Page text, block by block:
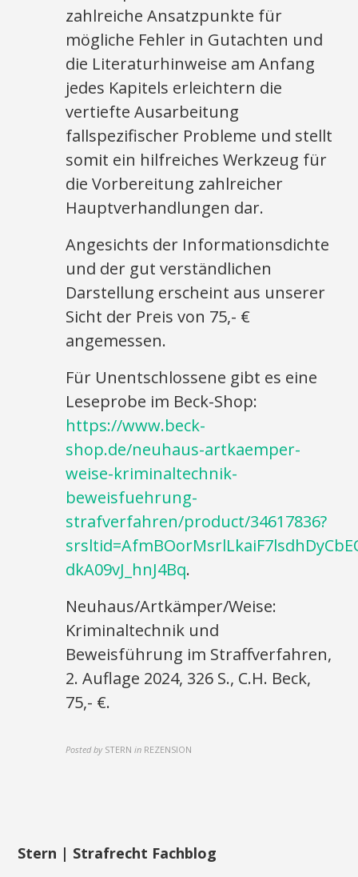
zahlreiche Ansatzpunkte für
mögliche Fehler in Gutachten und
die Literaturhinweise am Anfang
jedes Kapitels erleichtern die
vertiefte Ausarbeitung
fallspezifischer Probleme und stellt
somit ein hilfreiches Werkzeug für
die Vorbereitung zahlreicher
Hauptverhandlungen dar.
Angesichts der Informationsdichte
und der gut verständlichen
Darstellung erscheint aus unserer
Sicht der Preis von 75,- €
angemessen.
Für Unentschlossene gibt es eine
Leseprobe im Beck-Shop:
https://www.beck-
shop.de/neuhaus-artkaemper-
weise-kriminaltechnik-
beweisfuehrung-
strafverfahren/product/34617836?
dkA09vJ_hnJ4Bq.
Neuhaus/Artkämper/Weise:
Kriminaltechnik und
Beweisführung im Straffverfahren,
2. Auflage 2024, 326 S., C.H. Beck,
75,- €.
Posted by STERN in REZENSION
Stern | Strafrecht Fachblog